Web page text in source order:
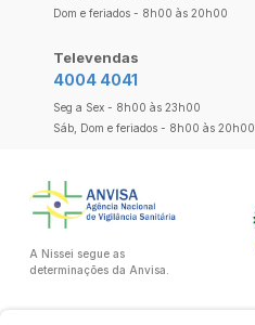
Dom e feriados - 8h00 às 20h00
Televendas
4004 4041
Seg a Sex - 8h00 às 23h00
Sáb, Dom e feriados - 8h00 às 20h00
A Nissei segue as
determinações da Anvisa.